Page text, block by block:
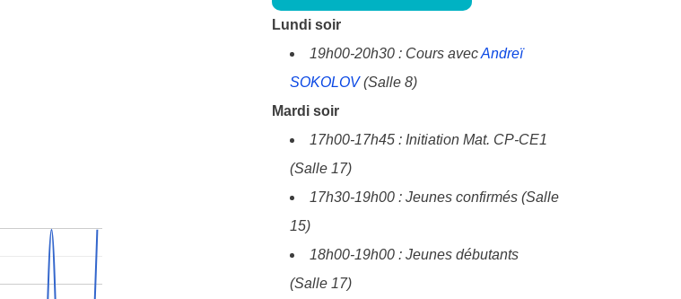
Lundi soir
19h00-20h30 : Cours avecAndreï
SOKOLOV(Salle 8)
Mardi soir
17h00-17h45 : Initiation Mat. CP-CE1
(Salle 17)
17h30-19h00 : Jeunes confirmés (Salle
15)
18h00-19h00 : Jeunes débutants
(Salle 17)